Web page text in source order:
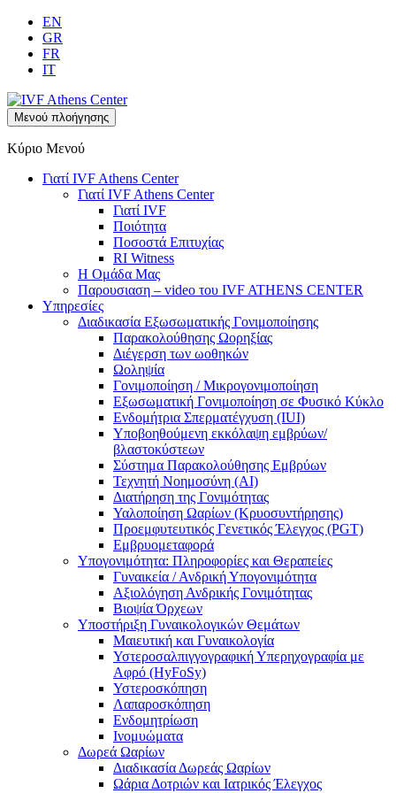
EN
GR
FR
IT
Μενού πλοήγησης
Κύριο Μενού
Γιατί IVF Athens Center
Γιατί IVF Athens Center
Γιατί IVF
Ποιότητα
Ποσοστά Επιτυχίας
RI Witness
Η Ομάδα Μας
Παρουσιαση – video του IVF ATHENS CENTER
Υπηρεσίες
Διαδικασία Εξωσωματικής Γονιμοποίησης
Παρακολούθησης Ωορηξίας
Διέγερση των ωοθηκών
Ωοληψία
Γονιμοποίηση / Μικρογονιμοποίηση
Εξωσωματική Γονιμοποίηση σε Φυσικό Κύκλο
Ενδομήτρια Σπερματέγχυση (IUI)
Υποβοηθούμενη εκκόλαψη εμβρύων/
βλαστοκύστεων
Σύστημα Παρακολούθησης Εμβρύων
Τεχνητή Νοημοσύνη (AI)
Διατήρηση της Γονιμότητας
Υαλοποίηση Ωαρίων (Κρυοσυντήρησης)
Προεμφυτευτικός Γενετικός Έλεγχος (PGT)
Εμβρυομεταφορά
Υπογονιμότητα: Πληροφορίες και Θεραπείες
Γυναικεία / Ανδρική Υπογονιμότητα
Αξιολόγηση Ανδρικής Γονιμότητας
Βιοψία Όρχεων
Υποστήριξη Γυναικολογικών Θεμάτων
Μαιευτική και Γυναικολογία
Υστεροσαλπιγγογραφική Υπερηχογραφία με
Αφρό (HyFoSy)
Υστεροσκόπηση
Λαπαροσκόπηση
Ενδομητρίωση
Ινομυώματα
Δωρεά Ωαρίων
Διαδικασία Δωρεάς Ωαρίων
Ωάρια Δοτριών και Ιατρικός Έλεγχος